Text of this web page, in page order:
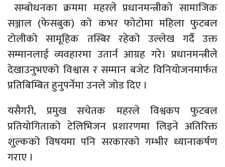
सम्बोधनका क्रममा महरले प्रधानमन्त्रीको सामाजिक
सञ्जाल (फेसबुक) को कभर फोटोमा महिला फुटबल
टोलीको सामूहिक तस्बिर रहेको उल्लेख गर्दै उक्त
सम्मानलाई व्यवहारमा उतार्न आग्रह गरे। प्रधानमन्त्रीले
देखाउनुभएको विश्वास र सम्मान बजेट विनियोजनमार्फत
प्रतिबिम्बित हुनुपर्नेमा उनले जोड दिए ।
यसैगरी, प्रमुख सचेतक महरले विश्वकप फुटबल
प्रतियोगिताको टेलिभिजन प्रशारणमा लिइने अतिरिक्त
शुल्कको विषयमा पनि सरकारको गम्भीर ध्यानाकर्षण
गराए ।